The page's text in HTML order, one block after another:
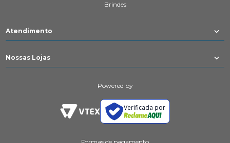
Brindes
Atendimento
Nossas Lojas
Powered by
Verificada por